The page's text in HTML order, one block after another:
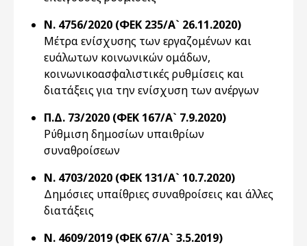
Ν. 4756/2020 (ΦΕΚ 235/Α` 26.11.2020)
Μέτρα ενίσχυσης των εργαζομένων και
ευάλωτων κοινωνικών ομάδων,
κοινωνικοασφαλιστικές ρυθμίσεις και
διατάξεις για την ενίσχυση των ανέργων
Π.Δ. 73/2020 (ΦΕΚ 167/Α` 7.9.2020)
Ρύθμιση δημοσίων υπαιθρίων
συναθροίσεων
Ν. 4703/2020 (ΦΕΚ 131/Α` 10.7.2020)
Δημόσιες υπαίθριες συναθροίσεις και άλλες
διατάξεις
Ν. 4609/2019 (ΦΕΚ 67/Α` 3.5.2019)